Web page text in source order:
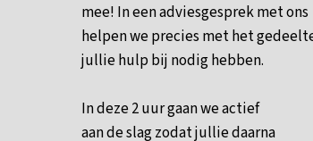
mee! In een adviesgesprek met ons
helpen we precies met het
jullie hulp bij nodig hebben.
In deze 2 uur gaan we actief
aan de slag zodat jullie daarna